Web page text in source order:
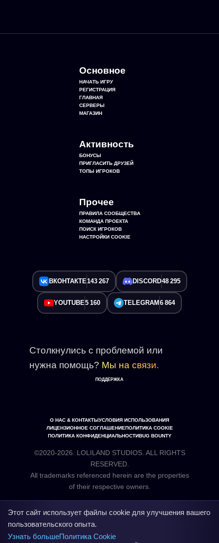
Основное
НАЧАТЬ ИГРУ
РЕГИСТРАЦИЯ
ГЛАВНАЯ
СЕРВЕРЫ
МАГАЗИН
Активность
БОНУСЫ
ПРИГЛАСИТЬ ДРУЗЕЙ
ТОПЫ ИГРОКОВ
Прочее
ПРАВИЛА СООБЩЕСТВА
КОМАНДА ПРОЕКТА
ПОИСК ИГРОКОВ
НАСТРОЙКИ COOKIE
ВКОНТАКТЕ143 267 DISCORD48 295
YOUTUBE5 160 TELEGRAM 6 864
Столкнулись с проблемой или
нужна помощь? Мы на связи.
ПОДДЕРЖКА
О НАС & КОНТАКТЫУСЛОВИЯ ИСПОЛЬЗОВАНИЯ
ЛИЦЕНЗИОННОЕ СОГЛАШЕНИЕПОЛИТИКА COOKIE
ПОЛИТИКА КОНФИДЕНЦИАЛЬНОСТИBUG BOUNTY
©2020-2026. LOLILAND STUDIOS. ALL RIGHTS
RESERVED.
All trademarks referenced herein are the properties
Этот сайт использует файлы cookie для улучшения вашего
пользовательского опыта.
Узнать большеПолитика Cookie